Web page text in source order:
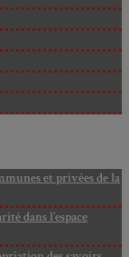
et privées de la
dans l’espace